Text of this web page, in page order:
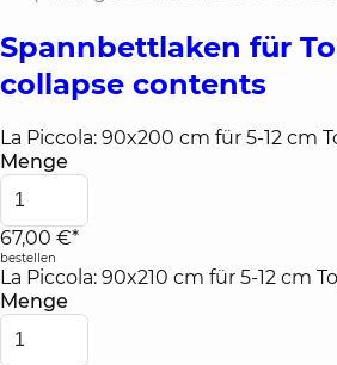
Spannbettlaken für
collapse contents
La Piccola: 90x200 cm für 5-12 cm
Menge
67,00 €*
bestellen
La Piccola: 90x210 cm für 5-12 cm
Menge